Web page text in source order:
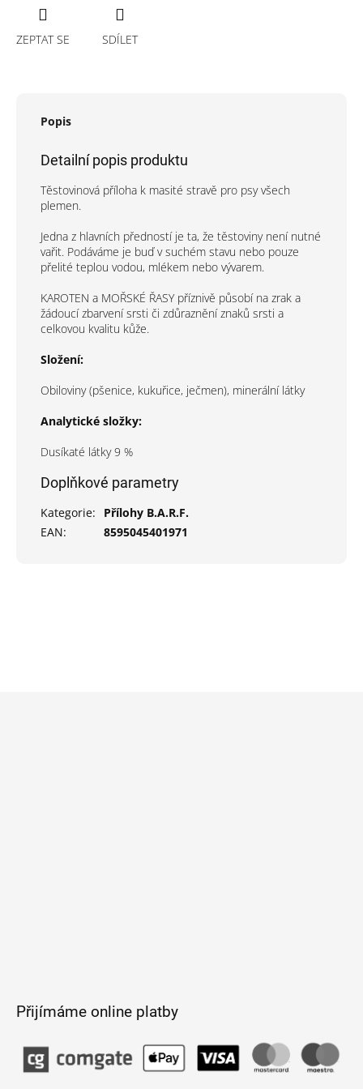
ZEPTAT SE SDÍLET
Popis
Detailní popis produktu
Těstovinová příloha k masité stravě pro psy všech
plemen.
Jedna z hlavních předností je ta, že těstoviny není nutné
vařit. Podáváme je buď v suchém stavu nebo pouze
přelité teplou vodou, mlékem nebo vývarem.
KAROTEN a MOŘSKÉ ŘASY příznivě působí na zrak a
žádoucí zbarvení srsti či zdůraznění znaků srsti a
celkovou kvalitu kůže.
Složení:
Obiloviny (pšenice, kukuřice, ječmen), minerální látky
Analytické složky:
Dusíkaté látky 9 %
Doplňkové parametry
Kategorie:
Přílohy B.A.R.F.
EAN: 8595045401971
Přijímáme online platby